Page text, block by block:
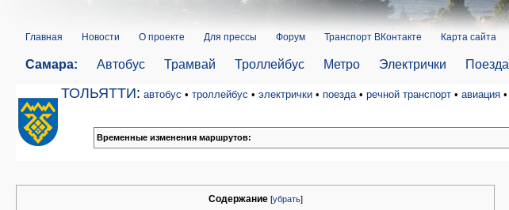
Главная Новости О проекте Для прессы Форум Транспорт ВКонтакте Карта сайта
Самара: Автобус Трамвай Троллейбус Метро Электрички Поезда
ТОЛЬЯТТИ: автобус • троллейбус • электрички • поезда • речной транспорт • авиация •
Временные изменения маршрутов:
Содержание [убрать]